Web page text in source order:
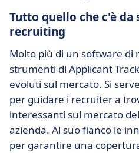
Tutto quello che c'è da
recruiting
Molto più di un software di
strumenti di Applicant
evoluti sul mercato. Si
per guidare i recruiter a
interessanti sul mercato
azienda. Al suo fianco le
per garantire una